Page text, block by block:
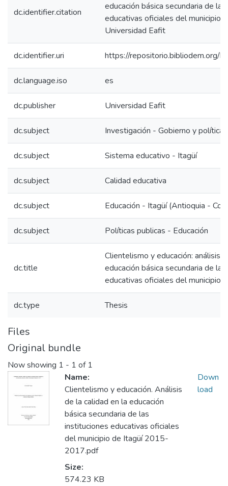
dc.identifier.citation
educación básica secundaria de
educativas oficiales del
Universidad Eafit
dc.identifier.uri https://repositorio.bibliodem.org/
dc.language.iso es
dc.publisher Universidad Eafit
dc.subject Investigación - Gobierno y
dc.subject Sistema educativo - Itagüí
dc.subject Calidad educativa
dc.subject Educación - Itagüí (Antioquia -
dc.subject Políticas publicas - Educación
dc.title
Clientelismo y educación: análisis
educación básica secundaria de
educativas oficiales del
dc.type Thesis
Files
Original bundle
Now showing 1 - 1 of 1
Name:
Clientelismo y educación. Análisis
de la calidad en la educación
básica secundaria de las
instituciones educativas oficiales
del municipio de Itagüí 2015-
2017.pdf
Size:
574.23 KB
Down
load